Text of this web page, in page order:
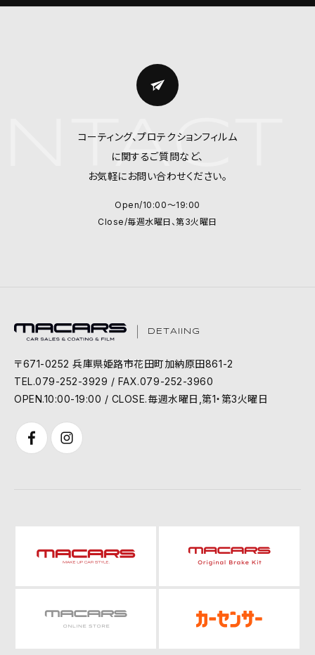
コーティング、プロテクションフィルム
に関するご質問など、
お気軽にお問い合わせください。
Open/10:00～19:00
Close/毎週水曜日、第3火曜日
DETAIING
〒671-0252 兵庫県姫路市花田町加納原田861-2
TEL.079-252-3929 / FAX.079-252-3960
OPEN.10:00-19:00 / CLOSE.毎週水曜日,第1・第3火曜日